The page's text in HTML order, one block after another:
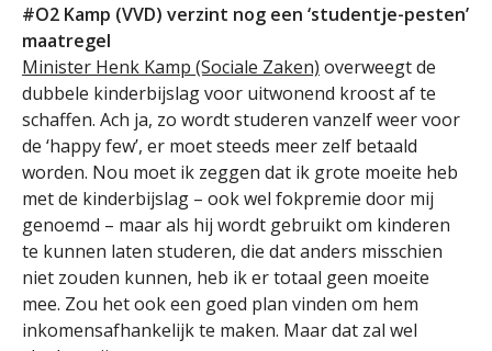
#O2 Kamp (VVD) verzint nog een ‘studentje-pesten’
maatregel
Minister Henk Kamp (Sociale Zaken) overweegt de
dubbele kinderbijslag voor uitwonend kroost af te
schaffen. Ach ja, zo wordt studeren vanzelf weer voor
de ‘happy few’, er moet steeds meer zelf betaald
worden. Nou moet ik zeggen dat ik grote moeite heb
met de kinderbijslag – ook wel fokpremie door mij
genoemd – maar als hij wordt gebruikt om kinderen
te kunnen laten studeren, die dat anders misschien
niet zouden kunnen, heb ik er totaal geen moeite
mee. Zou het ook een goed plan vinden om hem
inkomensafhankelijk te maken. Maar dat zal wel